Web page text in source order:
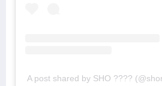
A post shared by SHO ????